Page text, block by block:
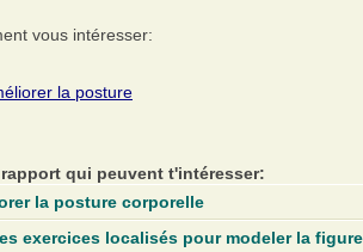
vous intéresser:
la posture
qui peuvent t'intéresser:
la posture corporelle
exercices localisés pour modeler la